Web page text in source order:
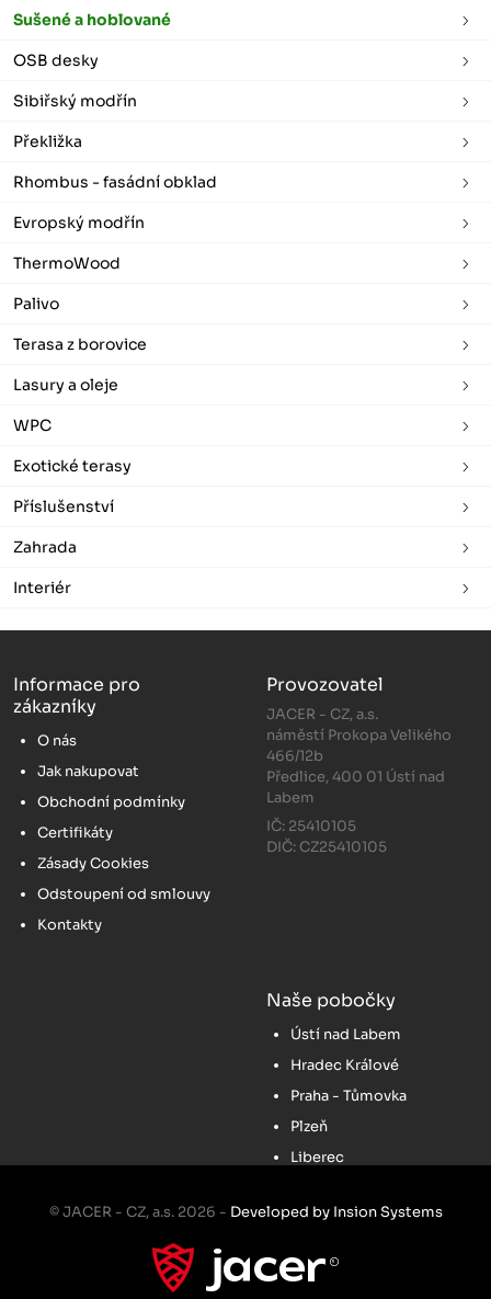
Sušené a hoblované
OSB desky
Sibiřský modřín
Překližka
Rhombus - fasádní obklad
Evropský modřín
ThermoWood
Palivo
Terasa z borovice
Lasury a oleje
WPC
Exotické terasy
Příslušenství
Zahrada
Interiér
Informace pro
zákazníky
O nás
Jak nakupovat
Obchodní podmínky
Certifikáty
Zásady Cookies
Odstoupení od smlouvy
Kontakty
Provozovatel
JACER - CZ, a.s.
náměstí Prokopa Velikého
466/12b
Předlice, 400 01 Ústí nad
Labem
IČ: 25410105
DIČ: CZ25410105
Naše pobočky
Ústí nad Labem
Hradec Králové
Praha - Tůmovka
Plzeň
Liberec
© JACER - CZ, a.s. 2026 - Developed by Insion Systems